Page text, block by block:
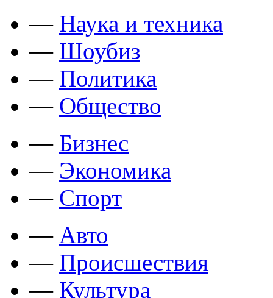
— Наука и техника
— Шоубиз
— Политика
— Общество
— Бизнес
— Экономика
— Спорт
— Авто
— Происшествия
— Культура